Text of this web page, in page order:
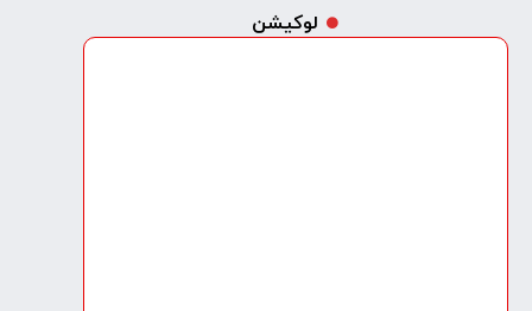
لوکیشن